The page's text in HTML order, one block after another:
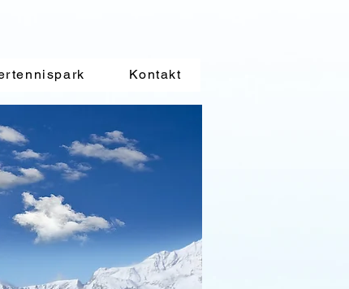
Kontakt